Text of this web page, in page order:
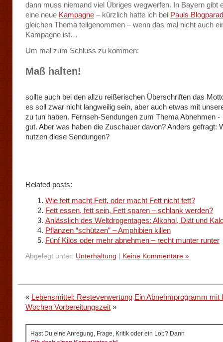
dann muss niemand viel Übriges wegwerfen. In Bayern gibt
eine neue Kampagne – kürzlich hatte ich bei Pauls
gleichen Thema teilgenommen – wenn das mal nicht auch
Kampagne ist…
Um mal zum Schluss zu kommen:
Maß halten!
sollte auch bei den allzu reißerischen Überschriften das
es soll zwar nicht langweilig sein, aber auch etwas mit
zu tun haben. Fernseh-Sendungen zum Thema Abnehmen
gut. Aber was haben die Zuschauer davon? Anders gefragt:
nutzen diese Sendungen?
Related posts:
Wie fett macht Fett, oder macht Fett nicht fett?
Fett essen, fett sein, Fett sparen – schlank werden?
Anlässlich des Weltdrogentages: Alkohol, Diät und
Pflanzen “schützen” – Amphibien killen
Fünf Kilos oder mehr abnehmen – recht munter runter
Abgelegt unter: Unterhaltung Keine Kommentare »
« Lebensmittel: Resteverwertung Ein Abnehmprogramm mit
Wochen Vorbereitungszeit »
Hast Du eine Anregung, Frage, Kritik oder ein Lob? Dann